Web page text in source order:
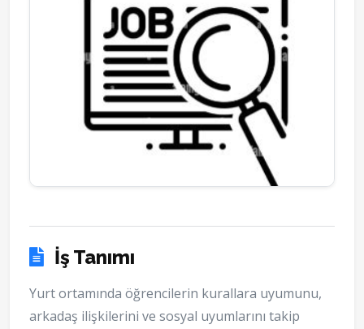
İş Tanımı
Yurt ortamında öğrencilerin kurallara uyumunu,
arkadaş ilişkilerini ve sosyal uyumlarını takip